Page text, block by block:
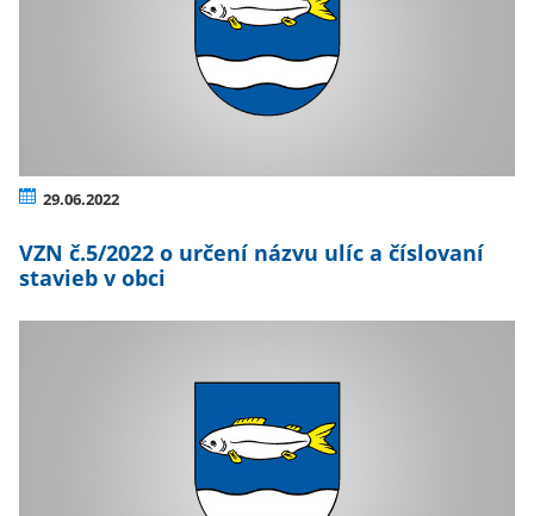
29.06.2022
VZN č.5/2022 o určení názvu ulíc a číslovaní
stavieb v obci